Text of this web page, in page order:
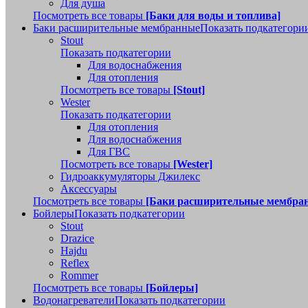
Для душа
Посмотреть все товары [Баки для воды и топлива]
Баки расширительные мембранныеПоказать
Stout
Показать подкатегории
Для водоснабжения
Для отопления
Посмотреть все товары [Stout]
Wester
Показать подкатегории
Для отопления
Для водоснабжения
Для ГВС
Посмотреть все товары [Wester]
Гидроаккумуляторы Джилекс
Аксессуары
Посмотреть все товары [Баки расширительные
БойлерыПоказать подкатегории
Stout
Drazice
Hajdu
Reflex
Rommer
Посмотреть все товары [Бойлеры]
ВодонагревателиПоказать подкатегории